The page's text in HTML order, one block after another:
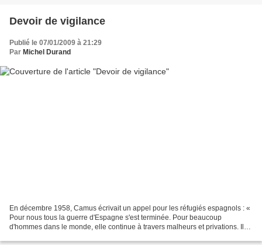
Devoir de vigilance
Publié le 07/01/2009 à 21:29
Par Michel Durand
En décembre 1958, Camus écrivait un appel pour les réfugiés espagnols : «
Pour nous tous la guerre d'Espagne s'est terminée. Pour beaucoup
d'hommes dans le monde, elle continue à travers malheurs et privations. Ils